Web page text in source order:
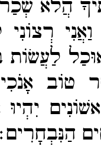
הֲלֹא שְׂכַר
רְצוֹנִי
לַעֲשׂוֹת
טוֹב
יִהְיוּ
הַנִּבְחָרִים׃